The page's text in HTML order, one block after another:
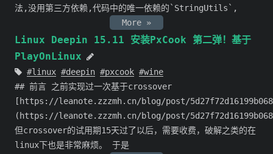
法,没用第三方依赖,代码中的唯一依赖的`StringUtils`,
More »
Linux Deepin 15.11 安装PxCook 第二弹！基于
PlayOnLinux
linux deepin pxcook
wine
## 前言 之前实现过一次基于crossover
[https://leanote.zzzmh.cn/blog/post/
(https://leanote.zzzmh.cn/blog/post/
但crossover的试用期15天过了以后，需要收费，破解之类的在
linux下也是非常麻烦。 于是